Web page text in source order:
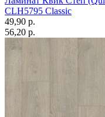
CLH5795 Classic
49,90 p.
56,20 p.